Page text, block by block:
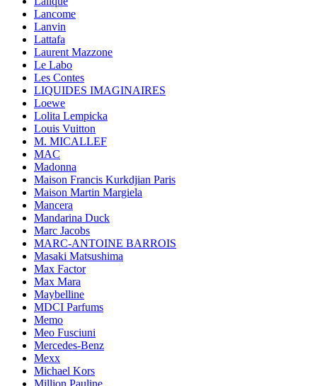
Lancome
Lanvin
Lattafa
Laurent Mazzone
Le Labo
Les Contes
LIQUIDES IMAGINAIRES
Loewe
Lolita Lempicka
Louis Vuitton
M. MICALLEF
MAC
Madonna
Maison Francis Kurkdjian Paris
Maison Martin Margiela
Mancera
Mandarina Duck
Marc Jacobs
MARC-ANTOINE BARROIS
Masaki Matsushima
Max Factor
Max Mara
Maybelline
MDCI Parfums
Memo
Meo Fusciuni
Mercedes-Benz
Mexx
Michael Kors
Million Pauline